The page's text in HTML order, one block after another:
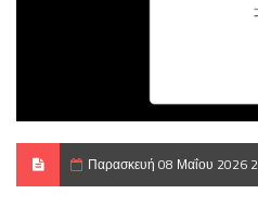
Παρασκευή 08 Μαΐου 2026